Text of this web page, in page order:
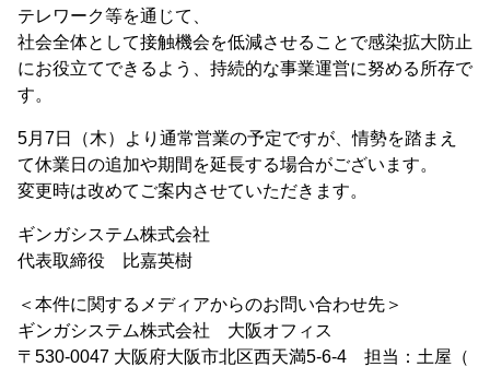
テレワーク等を通じて、
社会全体として接触機会を低減させることで感染拡大防止
にお役立てできるよう、持続的な事業運営に努める所存で
す。
5月7日（木）より通常営業の予定ですが、情勢を踏まえ
て休業日の追加や期間を延長する場合がございます。
変更時は改めてご案内させていただきます。
ギンガシステム株式会社
代表取締役 比嘉英樹
＜本件に関するメディアからのお問い合わせ先＞
ギンガシステム株式会社 大阪オフィス
〒530-0047 大阪府大阪市北区西天満5-6-4 担当：土屋（